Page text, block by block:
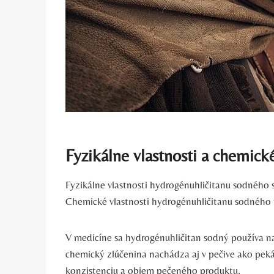
Fyzikálne vlastnosti a
Fyzikálne vlastnosti hydrogénuhličitanu sodného
Chemické vlastnosti hydrogénuhličitanu
V medicíne sa hydrogénuhličitan sodný používa
chemický zlúčenina nachádza aj v pečive ako
konzistenciu a objem pečeného produktu.